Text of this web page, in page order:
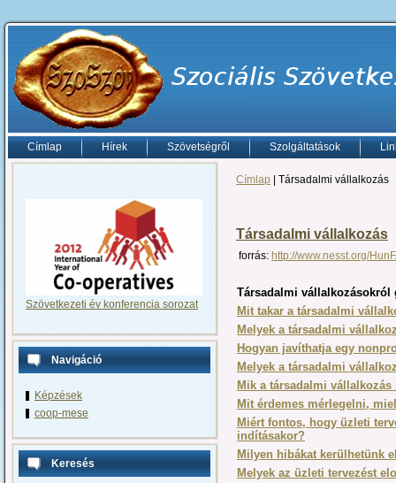
Címlap Hírek Szövetségről Szolgáltatások
Szövetkezeti év konferencia sorozat
Navigáció
Képzések
coop-mese
Keresés
Címlap | Társadalmi vállalkozás
Társadalmi vállalkozás
forrás: http://www.nesst.org/
Társadalmi vállalkozásokról
Mit takar a társadalmi
Melyek a társadalmi
Hogyan javíthatja egy
Melyek a társadalmi
Mik a társadalmi
Mit érdemes mérlegelni,
Miért fontos, hogy üzleti
indításakor?
Milyen hibákat kerülhetünk
Melyek az üzleti tervezést